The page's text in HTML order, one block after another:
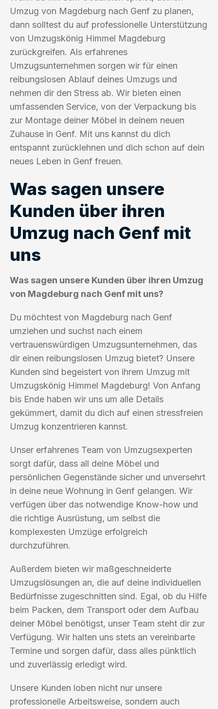
Umzug von Magdeburg nach Genf zu planen,
dann solltest du auf professionelle Unterstützung
von Umzugskönig Himmel Magdeburg
zurückgreifen. Als erfahrenes
Umzugsunternehmen sorgen wir für einen
reibungslosen Ablauf deines Umzugs und
nehmen dir den Stress ab. Wir bieten einen
umfassenden Service, von der Verpackung bis
zur Montage deiner Möbel in deinem neuen
Zuhause in Genf. Mit uns kannst du dich
entspannt zurücklehnen und dich schon auf dein
neues Leben in Genf freuen.
Was sagen unsere
Kunden über ihren
Umzug nach Genf mit
uns
Was sagen unsere Kunden über ihren Umzug
von Magdeburg nach Genf mit uns?
Du möchtest von Magdeburg nach Genf
umziehen und suchst nach einem
vertrauenswürdigen Umzugsunternehmen, das
dir einen reibungslosen Umzug bietet? Unsere
Kunden sind begeistert von ihrem Umzug mit
Umzugskönig Himmel Magdeburg! Von Anfang
bis Ende haben wir uns um alle Details
gekümmert, damit du dich auf einen stressfreien
Umzug konzentrieren kannst.
Unser erfahrenes Team von Umzugsexperten
sorgt dafür, dass all deine Möbel und
persönlichen Gegenstände sicher und unversehrt
in deine neue Wohnung in Genf gelangen. Wir
verfügen über das notwendige Know-how und
die richtige Ausrüstung, um selbst die
komplexesten Umzüge erfolgreich
durchzuführen.
Außerdem bieten wir maßgeschneiderte
Umzugslösungen an, die auf deine individuellen
Bedürfnisse zugeschnitten sind. Egal, ob du Hilfe
beim Packen, dem Transport oder dem Aufbau
deiner Möbel benötigst, unser Team steht dir zur
Verfügung. Wir halten uns stets an vereinbarte
Termine und sorgen dafür, dass alles pünktlich
und zuverlässig erledigt wird.
Unsere Kunden loben nicht nur unsere
professionelle Arbeitsweise, sondern auch